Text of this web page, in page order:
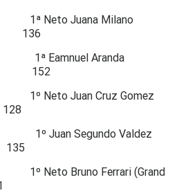
Milano
1ª Eamnuel Aranda
152
Cruz Gomez
Juan Segundo Valdez
Ferrari (Grand